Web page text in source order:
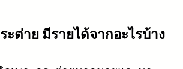
ะต่าย มีรายได้จากอะไรบ้าง